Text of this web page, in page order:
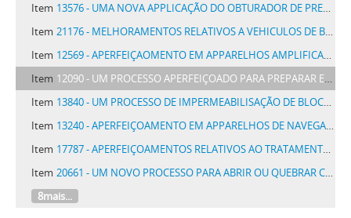
Item 13576 - UMA NOVA APPLICAÇÃO DO OBTURADOR DE PRESSAO NO ACONDICIOMENTO DE PERFUMARIAS
Item 21176 - MELHORAMENTOS RELATIVOS A VEHICULOS DE BASCULA
Item 12569 - APERFEIÇAOMENTO EM APPARELHOS AMPLIFICADORES DE ONDULAÇÕES ELECTRICAS
Item 12090 - UM PROCESSO APERFEIÇOADO PARA PREPARAR EXPLOSIVOS PROPULSORES GELATINISADOS E PRODUCTO RESULTANTE
Item 13840 - UM PROCESSO DE IMPERMEABILISAÇÃO DE BLOCOS DE MATERIAES POROSOS
Item 13240 - APERFEIÇOAMENTO EM APPARELHOS DE NAVEGAÇÃO AEREA E MARITIMA
Item 17787 - APERFEIÇOAMENTOS RELATIVOS AO TRATAMENTO DE MATERIAES QUE CONTEM CARVÃO MINERAL
Item 20661 - UM NOVO PROCESSO PARA ABRIR OU QUEBRAR COCOS OU SIMELHANTES E APPARELHOS PARA ESSE FIM
8mais...